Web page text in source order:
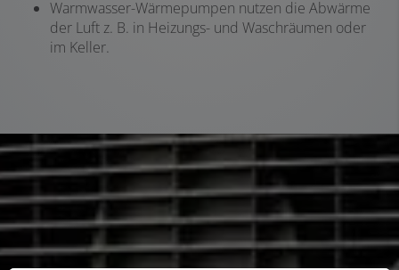
Warmwasser-Wärmepumpen nutzen die Abwärme
der Luft z. B. in Heizungs- und Waschräumen oder
im Keller.